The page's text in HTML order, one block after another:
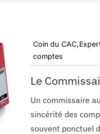
Coin du
comptes
Le
Un commissaire
sincérité des
souvent ponctuel